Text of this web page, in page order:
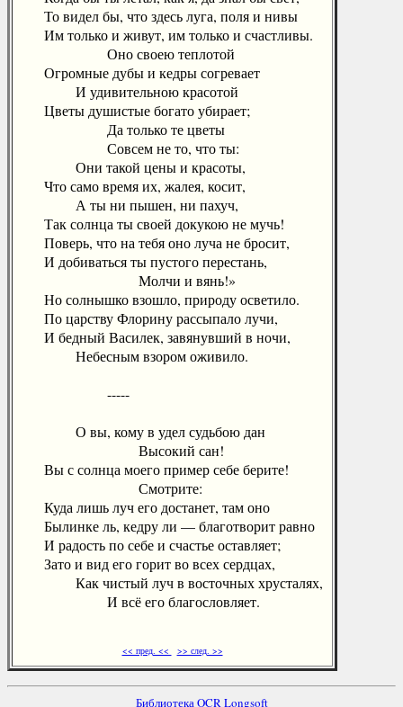
То видел бы, что здесь луга, поля и нивы
Им только и живут, им только и счастливы.
Оно своею теплотой
Огромные дубы и кедры согревает
И удивительною красотой
Цветы душистые богато убирает;
Да только те цветы
Совсем не то, что ты:
Они такой цены и красоты,
Что само время их, жалея, косит,
А ты ни пышен, ни пахуч,
Так солнца ты своей докукою не мучь!
Поверь, что на тебя оно луча не бросит,
И добиваться ты пустого перестань,
Молчи и вянь!»
Но солнышко взошло, природу осветило.
По царству Флорину рассыпало лучи,
И бедный Василек, завянувший в ночи,
Небесным взором оживило.
-----
О вы, кому в удел судьбою дан
Высокий сан!
Вы с солнца моего пример себе берите!
Смотрите:
Куда лишь луч его достанет, там оно
Былинке ль, кедру ли — благотворит равно
И радость по себе и счастье оставляет;
Зато и вид его горит во всех сердцах,
Как чистый луч в восточных хрусталях,
И всё его благословляет.
<< пред. << >> след. >>
Библиотека OCR Longsoft